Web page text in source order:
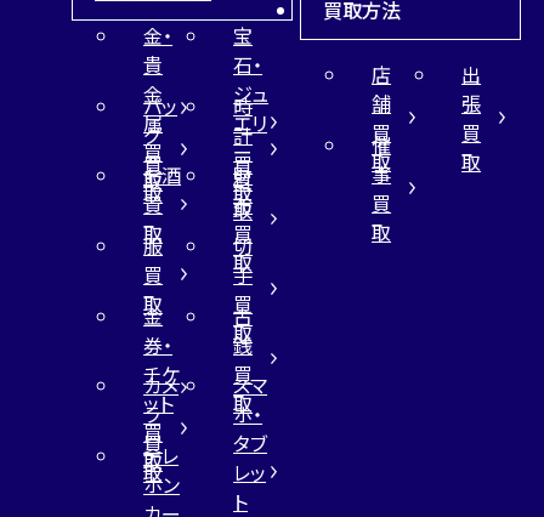
金・
貴
金
属
買
取
宝
石・
ジュ
エリ
ー
買
取
バッ
グ
買
取
時
計
買
取
お酒
買
取
財
布
買
取
服
買
取
切
手
買
取
金
券・
チケ
ット
買
取
古
銭
買
取
カメ
ラ
買
取
スマ
ホ・
タブ
レッ
ト
テレ
ホン
買取方法
店
舗
買
取
出
張
買
取
催
事
買
取